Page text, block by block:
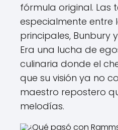
fórmula original. Las
especialmente entre
principales, Bunbury
Era una lucha de
culinaria donde el
que su visión ya no
maestro repostero
melodías.